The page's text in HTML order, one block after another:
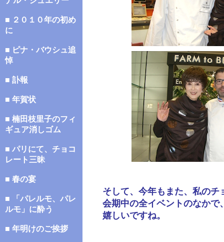
■ ２０１０年の初め
に
■ ピナ・バウシュ追
悼
■ 訃報
■ 年賀状
■ 楠田枝里子のフィ
ギュア消しゴム
■ パリにて、チョコ
レート三昧
■ 春の宴
■ 「パレルモ、パレ
ルモ」に酔う
■ 年明けのご挨拶
そして、今年もまた、私の
会期中の全イベントのなかで
嬉しいですね。